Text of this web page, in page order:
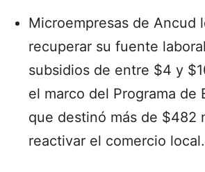
Microempresas de Ancud
recuperar su fuente
subsidios de entre $4 y
el marco del Programa de
que destinó más de $482
reactivar el comercio local.